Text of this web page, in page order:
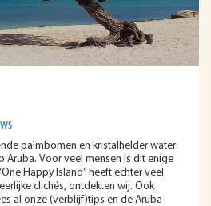
palmbomen en kristalhelder water:
Aruba. Voor veel mensen is dit enige
Happy Island” heeft echter veel
clichés, ontdekten wij. Ook
al onze (verblijf)tips en de Aruba-